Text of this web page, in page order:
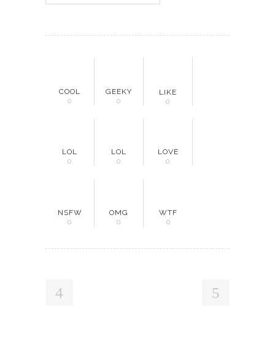
COOL
0
GEEKY
0
LIKE
0
LOL
0
LOL
0
LOVE
0
NSFW
0
OMG
0
WTF
0